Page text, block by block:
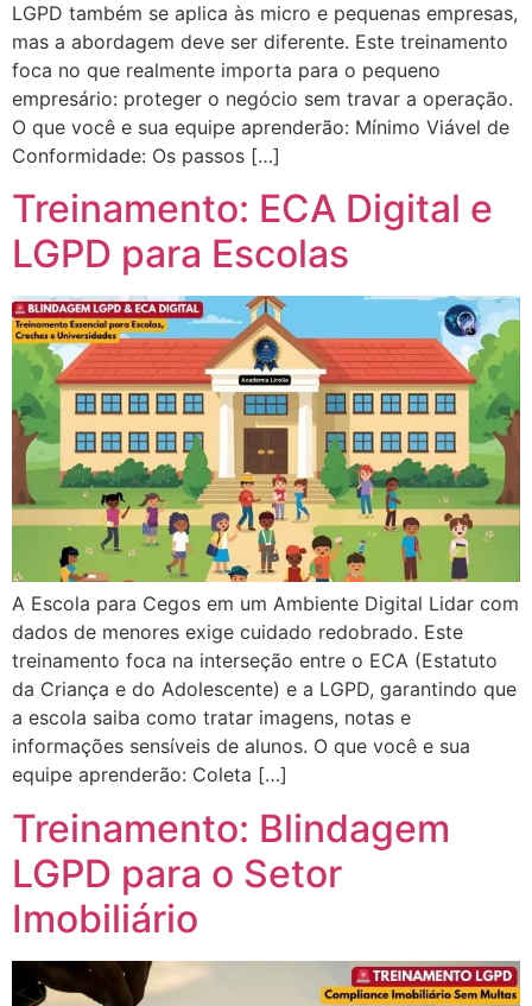
LGPD também se aplica às micro e pequenas empresas,
mas a abordagem deve ser diferente. Este treinamento
foca no que realmente importa para o pequeno
empresário: proteger o negócio sem travar a operação.
O que você e sua equipe aprenderão: Mínimo Viável de
Conformidade: Os passos […]
Treinamento: ECA Digital e
LGPD para Escolas
A Escola para Cegos em um Ambiente Digital Lidar com
dados de menores exige cuidado redobrado. Este
treinamento foca na interseção entre o ECA (Estatuto
da Criança e do Adolescente) e a LGPD, garantindo que
a escola saiba como tratar imagens, notas e
informações sensíveis de alunos. O que você e sua
equipe aprenderão: Coleta […]
Treinamento: Blindagem
LGPD para o Setor
Imobiliário